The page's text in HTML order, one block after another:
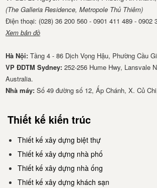
(The Galleria Residence, Metropole Thủ Thiêm)
Điện thoại: (028) 36 200 560 - 0901 411 489 - 0902
Xem bản đồ
Hà Nội:Tầng 4 - 86 Dịch Vọng Hậu, Phường Cầu
VP ĐDTM Sydney: 252-256 Hume Hwy, Lansvale
Australia.
Nhà má​y: Số 49 đường số 12, Ấp Chánh, X. Củ
Thiết kế kiến trúc
Thiết kế xây dựng biệt thự
Thiết kế xây dựng nhà phố
Thiết kế xây dựng nhà ống
Thiết kế xây dựng khách sạn